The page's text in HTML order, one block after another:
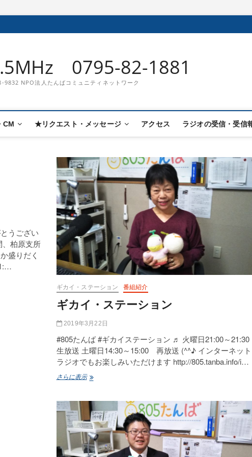
0795-82-1881
NPO法人たんばコミュニティネットワーク
CM ★リクエスト・メッセージ アクセス ラジオの受信・受信
うござい
、柏原支所
盛りだく
ギカイ・ステーション 番組紹介
ギカイ・ステーション
2019年3月22日
#805たんば #ギカイステーション ♬ 火曜日21:00～
生放送 土曜日14:30～15:00 再放送 (^^♪ インターネット
ラジオでもお楽しみいただけます http://805.tanba.info/i…
さらに表示ギ
ス
テ
ー
シ
ョ
ン